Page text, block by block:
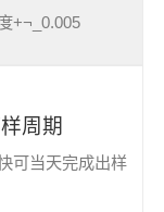
+¬_0.005
周期
可当天完成出样